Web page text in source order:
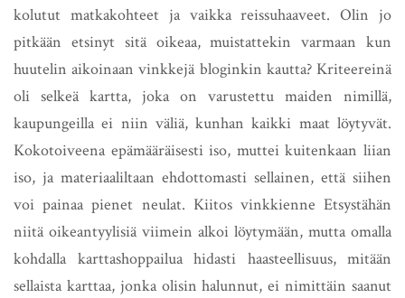
kolutut matkakohteet ja vaikka reissuhaaveet. Olin jo
pitkään etsinyt sitä oikeaa, muistattekin varmaan kun
huutelin aikoinaan vinkkejä bloginkin kautta? Kriteereinä
oli selkeä kartta, joka on varustettu maiden nimillä,
kaupungeilla ei niin väliä, kunhan kaikki maat löytyvät.
Kokotoiveena epämääräisesti iso, muttei kuitenkaan liian
iso, ja materiaaliltaan ehdottomasti sellainen, että siihen
voi painaa pienet neulat. Kiitos vinkkienne Etsystähän
niitä oikeantyylisiä viimein alkoi löytymään, mutta omalla
kohdalla karttashoppailua hidasti haasteellisuus, mitään
sellaista karttaa, jonka olisin halunnut, ei nimittäin saanut